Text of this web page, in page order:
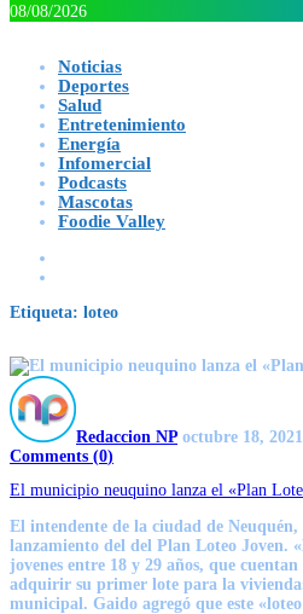
08/08/2026
Noticias
Deportes
Salud
Entretenimiento
Energía
Infomercial
Podcasts
Mascotas
Foodie Valley
Etiqueta: loteo
Redaccion NP octubre 18, 2021
Comments (0)
El municipio neuquino lanza el «Plan
El intendente de la ciudad de
lanzamiento del del Plan Loteo Joven.
jovenes entre 18 y 29 años, que
adquirir su primer lote para la
municipal. Gaido agregó que este